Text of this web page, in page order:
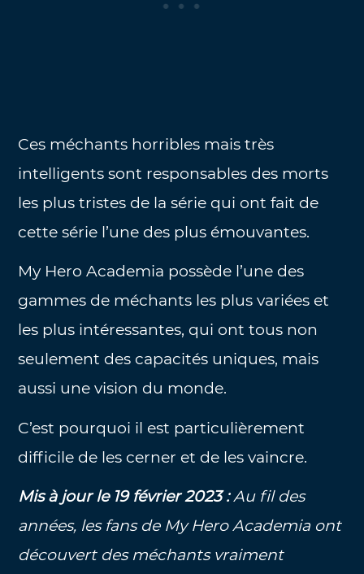
Ces méchants horribles mais très
intelligents sont responsables des morts
les plus tristes de la série qui ont fait de
cette série l’une des plus émouvantes.
My Hero Academia possède l’une des
gammes de méchants les plus variées et
les plus intéressantes, qui ont tous non
seulement des capacités uniques, mais
aussi une vision du monde.
C’est pourquoi il est particulièrement
difficile de les cerner et de les vaincre.
Mis à jour le 19 février 2023 :Au fil des
années, les fans de My Hero Academia ont
découvert des méchants vraiment